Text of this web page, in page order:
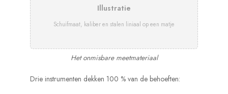
Illustratie
Schuifmaat, kaliber en stalen liniaal op een matje
Het onmisbare meetmateriaal
Drie instrumenten dekken 100 % van de behoeften: